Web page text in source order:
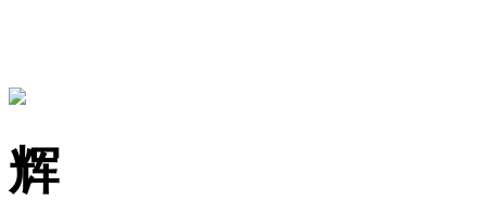
辉